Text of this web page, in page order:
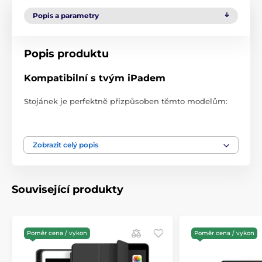
Popis a parametry
Popis produktu
Kompatibilní s tvým iPadem
Stojánek je perfektně přizpůsoben těmto modelům:
iPad Air 10,9″(4. a 5. generace – 2020, 2022)
bezpečně na svém místě. Před koupí si jen ověř svůj
model, aby byl výsledek dokonalý.
jistotu
Uvnitř stojánku je až 68 silných magnetů
Zobrazit celý popis
Související produkty
Poměr cena / vykon Poměr cena / vykon